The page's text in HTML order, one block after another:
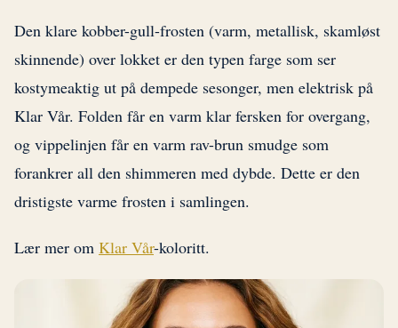
Den klare kobber-gull-frosten (varm, metallisk, skamløst
skinnende) over lokket er den typen farge som ser
kostymeaktig ut på dempede sesonger, men elektrisk på
Klar Vår. Folden får en varm klar fersken for overgang,
og vippelinjen får en varm rav-brun smudge som
forankrer all den shimmeren med dybde. Dette er den
dristigste varme frosten i samlingen.
Lær mer om Klar Vår-koloritt.